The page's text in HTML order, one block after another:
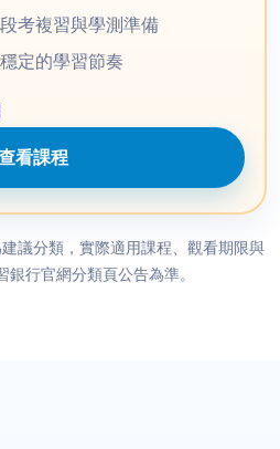
考複習與學測準備
定的學習節奏
看課程
議分類，實際適用課程、觀看期限與
銀行官網分類頁公告為準。